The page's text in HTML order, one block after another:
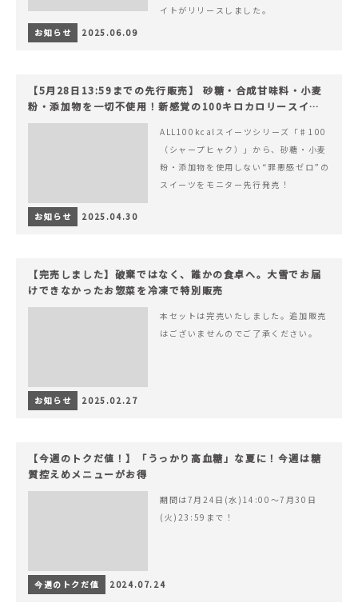
イトがリリースしました。
お知らせ
2025.06.09
【5月28日13:59までの先行販売】 砂糖・合成甘味料・小麦
粉・添加物を一切不使用！新感覚の100キロカロリースイー
ツでヘルシーライフを。
ALL100kcalスイーツシリーズ「♯100
（シャープヒャク）」から、砂糖・小麦
粉・添加物を使用しない“罪悪感ゼロ”の
スイーツをモニター先行発売！
お知らせ 2025.04.30
【完売しました】破棄ではなく、誰かの食卓へ。大雪でお届
けできなかったお惣菜を冷凍で特別販売
本セットは完売いたしました。追加販売
はございませんのでご了承ください。
お知らせ 2025.02.27
【今週のトクだ値！】「うっかり高血糖」な夏に！今週は糖
質控えめメニューがお得
期間は7月24日(水)14:00〜7月30日
(火)23:59まで！
今週のトクだ値 2024.07.24